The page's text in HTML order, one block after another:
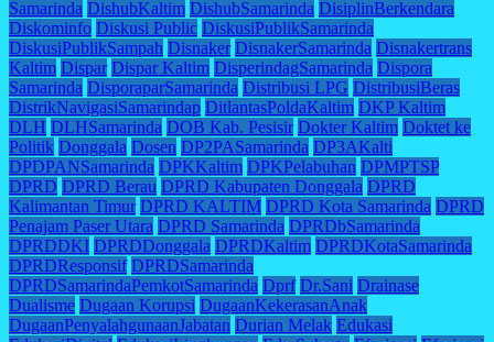
Samarinda DishubKaltim DishubSamarinda DisiplinBerkendara
Diskominfo Diskusi Public DiskusiPublikSamarinda
DiskusiPublikSampah Disnaker DisnakerSamarinda Disnakertrans
Kaltim Dispar Dispar Kaltim DisperindagSamarinda Dispora
Samarinda DisporaparSamarinda Distribusi LPG DistribusiBeras
DistrikNavigasiSamarindap DitlantasPoldaKaltim DKP Kaltim
DLH DLHSamarinda DOB Kab. Pesisir Dokter Kaltim Doktet ke
Politik Donggala Dosen DP2PASamarinda DP3AKalti
DPDPANSamarinda DPKKaltim DPKPelabuhan DPMPTSP
DPRD DPRD Berau DPRD Kabupaten Donggala DPRD
Kalimantan Timur DPRD KALTIM DPRD Kota Samarinda DPRD
Penajam Paser Utara DPRD Samarinda DPRDbSamarinda
DPRDDKI DPRDDonggala DPRDKaltim DPRDKotaSamarinda
DPRDResponsif DPRDSamarinda
DPRDSamarindaPemkotSamarinda Dprf Dr.Sani Drainase
Dualisme Dugaan Korupsi DugaanKekerasanAnak
DugaanPenyalahgunaanJabatan Durian Melak Edukasi